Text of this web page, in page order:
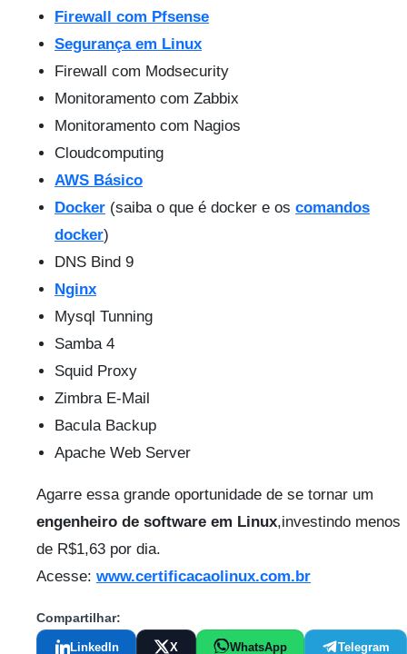
Firewall com Pfsense
Segurança em Linux
Firewall com Modsecurity
Monitoramento com Zabbix
Monitoramento com Nagios
Cloudcomputing
AWS Básico
Docker (saiba o que é docker e os comandos
docker)
DNS Bind 9
Nginx
Mysql Tunning
Samba 4
Squid Proxy
Zimbra E-Mail
Bacula Backup
Apache Web Server
Agarre essa grande oportunidade de se tornar um
engenheiro de software em Linux,investindo menos
de R$1,63 por dia.
Acesse: www.certificacaolinux.com.br
Compartilhar:
LinkedIn X WhatsApp Telegram